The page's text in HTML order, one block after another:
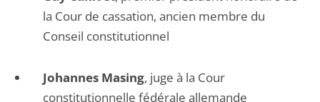
la Cour de cassation, ancien membre du
Conseil constitutionnel
Johannes Masing, juge à la Cour
constitutionnelle fédérale allemande